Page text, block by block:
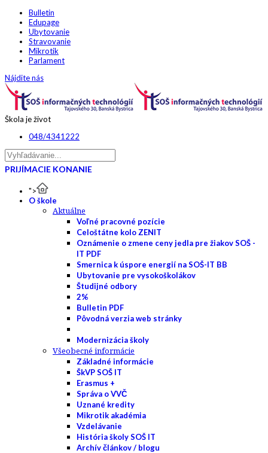
Bulletin
Edupage
Ubytovanie
Stravovanie
Mikrotik
Parlament
Nájdite nás
Škola je život
048/4341222
PRIJÍMACIE KONANIE
">
O škole
Aktuálne
Voľné pracovné pozície
Celoštátne kolo ZENIT
Oznámenie o zmene ceny jedla pre žiakov SOŠ -
IT PDF
Smernica k úspore energií na SOŠ-IT BB
Ubytovanie pre vysokoškolákov
Študijné odbory
2%
Bulletin PDF
Pôvodná verzia web stránky
Modernizácia školy
Všeobecné informácie
Základné informácie
ŠkVP SOŠ IT
Erasmus +
Správa o VVČ
Uznané kredity
Mikrotik akadémia
Vzdelávanie
História školy SOŠ IT
Archív článkov / blogu